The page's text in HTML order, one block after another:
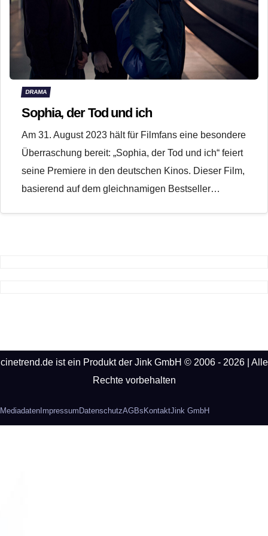
DRAMA
Sophia, der Tod und ich
Am 31. August 2023 hält für Filmfans eine besondere
Überraschung bereit: „Sophia, der Tod und ich“ feiert
seine Premiere in den deutschen Kinos. Dieser Film,
basierend auf dem gleichnamigen Bestseller…
cinetrend.de ist ein Produkt der Jink GmbH © 2006 - 2026 | Alle
Rechte vorbehalten
MediadatenImpressumDatenschutzAGBsKontaktJink GmbH